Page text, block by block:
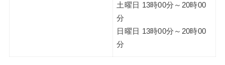
土曜日 13時00分～20時00
分
日曜日 13時00分～20時00
分